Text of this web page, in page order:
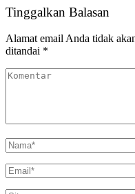
Tinggalkan Balasan
Alamat email Anda tidak
ditandai *